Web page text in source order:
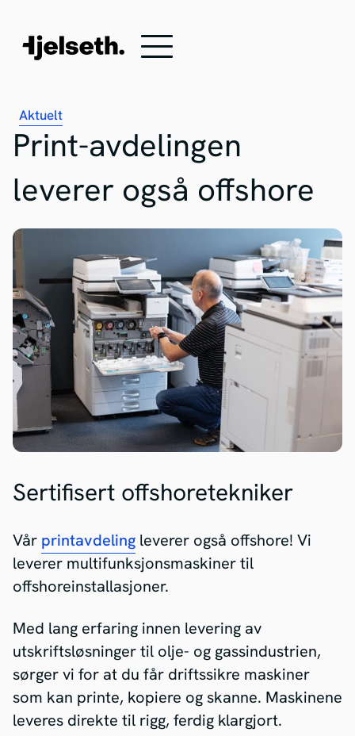
Aktuelt
Print-avdelingen
leverer også offshore
Sertifisert offshoretekniker
Vår printavdeling leverer også offshore! Vi
leverer multifunksjonsmaskiner til
offshoreinstallasjoner.
Med lang erfaring innen levering av
utskriftsløsninger til olje- og gassindustrien,
sørger vi for at du får driftssikre maskiner
som kan printe, kopiere og skanne. Maskinene
leveres direkte til rigg, ferdig klargjort.